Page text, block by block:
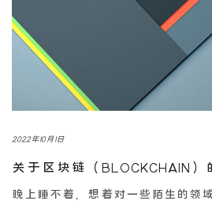
2022年10月1日
关于区块链（BLOCKCHAIN）
晚上睡不着，想着对一些陌生的领